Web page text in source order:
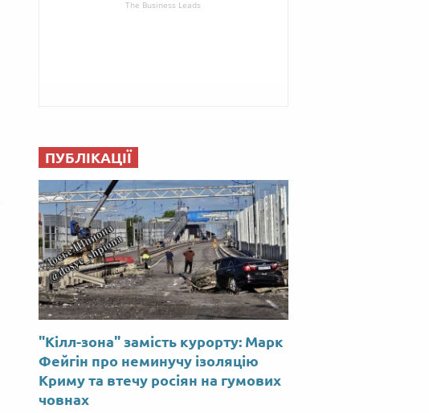
ПУБЛІКАЦІЇ
"Кілл-зона" замість курорту: Марк
Фейгін про неминучу ізоляцію
Криму та втечу росіян на гумових
човнах